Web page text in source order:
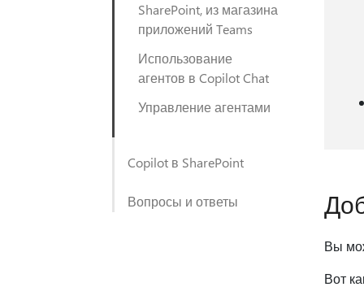
SharePoint, из магазина
приложений Teams
Использование
агентов в Copilot Chat
Управление агентами
Copilot в SharePoint
Вопросы и ответы
Вы
Вот